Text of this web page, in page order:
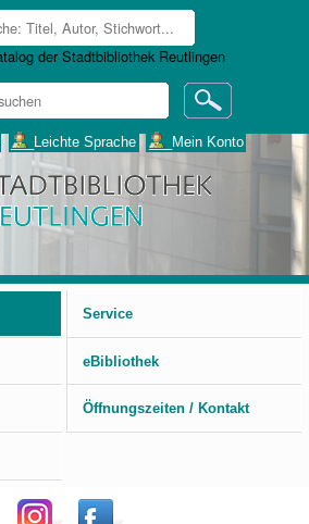
___Leichte Sprache ___Mein Konto
Service
eBibliothek
Öffnungszeiten / Kontakt